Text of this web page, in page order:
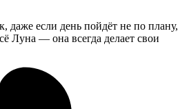
даже если день пойдёт не по плану,
Луна — она всегда делает свои